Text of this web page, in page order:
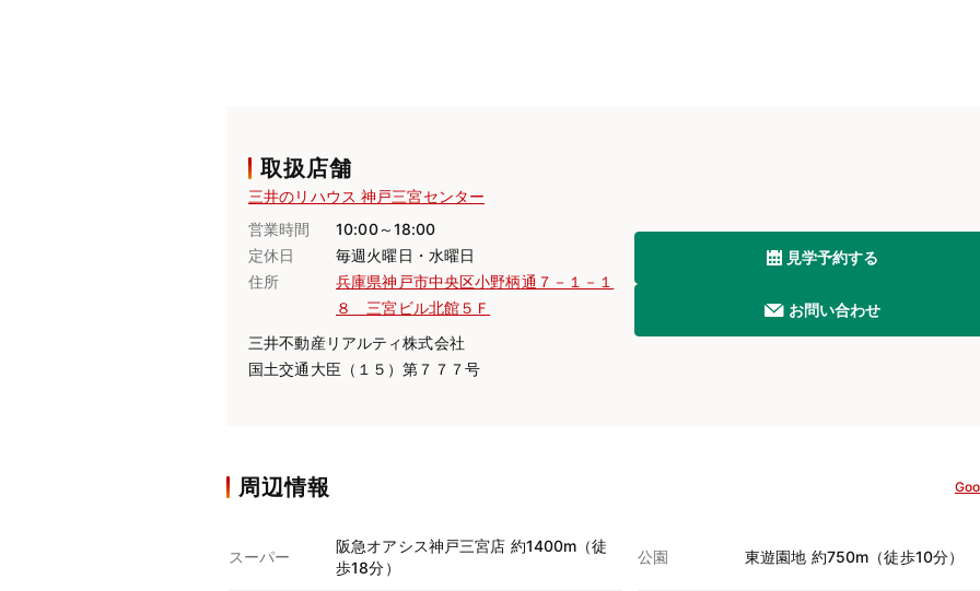
取扱店舗
三井のリハウス 神戸三宮センター
営業時間
10:00～18:00
定休日
毎週火曜日・水曜日
住所
兵庫県神戸市中央区小野柄通７－１－１
８ 三宮ビル北館５Ｆ
三井不動産リアルティ株式会社
国土交通大臣（１５）第７７７号
見学予約する
お問い合わせ
周辺情報
スーパー
阪急オアシス神戸三宮店 約1400m（徒
歩18分）
公園 東遊園地 約750m（徒歩10分）